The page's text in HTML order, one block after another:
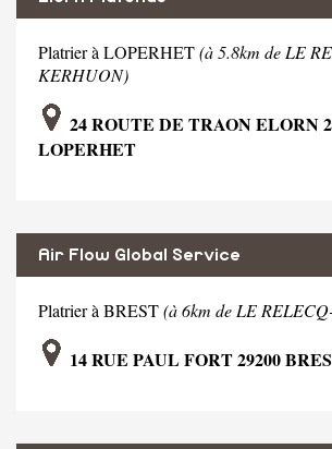
Platrier à LOPERHET(à 5.8km de LE
KERHUON)
24 ROUTE DE TRAON ELORN
LOPERHET
Air Flow Global Service
Platrier à BREST(à 6km de LE
14 RUE PAUL FORT 29200